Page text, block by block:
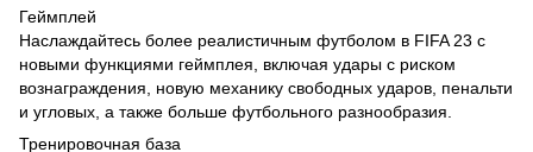
Геймплей
Наслаждайтесь более реалистичным футболом в FIFA 23 с
новыми функциями геймплея, включая удары с риском
вознаграждения, новую механику свободных ударов, пенальти
и угловых, а также больше футбольного разнообразия.
Тренировочная база